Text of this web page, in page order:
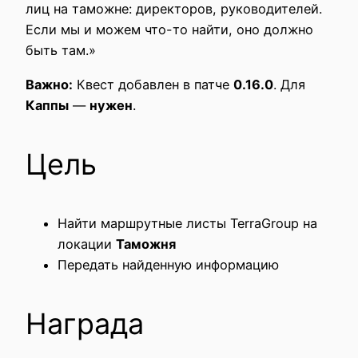
лиц на таможне: директоров, руководителей.
Если мы и можем что-то найти, оно должно
быть там.»
Важно: Квест добавлен в патче 0.16.0. Для
Каппы — нужен.
Цель
Найти маршрутные листы TerraGroup на
локации Таможня
Передать найденную информацию
Награда